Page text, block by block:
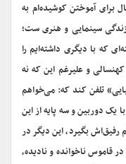
آموختن کوشیده‌ام به
زندگی سینمایی و هنری ست؛
که با دیگری داشته‌ایم را
و علیرغم این که نه
تلفن کند که: می‌خواهم
یک دوربین و سه پایه از این
رفیق‌اش بگیرد، این دیگر در
قاموس ناخوانده و نادیده،